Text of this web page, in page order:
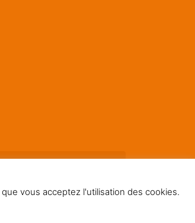
vous acceptez l'utilisation des cookies.